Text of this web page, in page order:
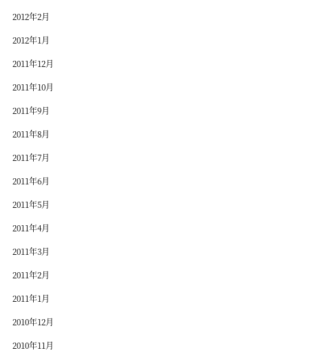
2012年2月
2012年1月
2011年12月
2011年10月
2011年9月
2011年8月
2011年7月
2011年6月
2011年5月
2011年4月
2011年3月
2011年2月
2011年1月
2010年12月
2010年11月